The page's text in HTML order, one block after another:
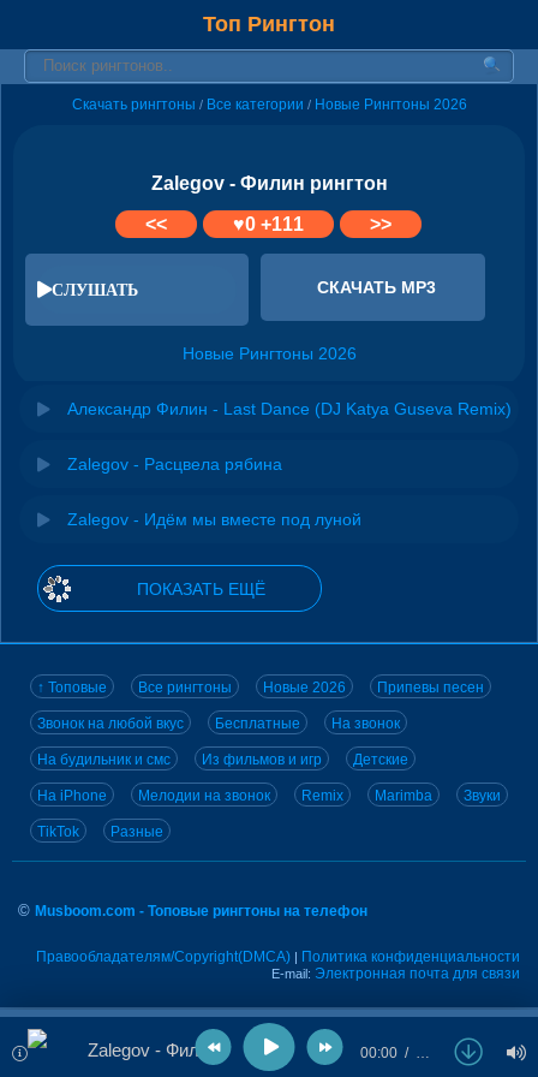
Топ Рингтон
Скачать рингтоны / Все категории / Новые Рингтоны 2026
Zalegov - Филин рингтон
<<
♥0+111 >>
СЛУШАТЬ СКАЧАТЬ MP3
Новые Рингтоны 2026
Александр Филин - Last Dance (DJ Katya Guseva Remix)
Zalegov - Расцвела рябина
Zalegov - Идём мы вместе под луной
ПОКАЗАТЬ ЕЩЁ
↑ Топовые Все рингтоны Новые 2026 Припевы песен
Звонок на любой вкус Бесплатные На звонок
На будильник и смс Из фильмов и игр Детские
На iPhone Мелодии на звонок Remix Marimba Звуки
TikTok Разные
© Musboom.com - Топовые рингтоны на телефон
Правообладателям/Copyright(DMCA) | Политика конфиденциальности
E-mail: Электронная почта для связи
Zalegov - Филин 00:00 …